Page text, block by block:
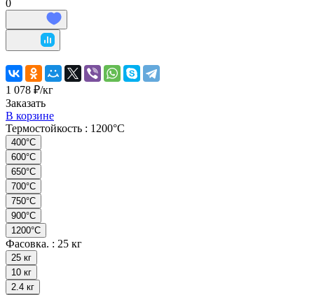
0
1 078 ₽/кг
Заказать
В корзине
Термостойкость : 1200°С
400°C
600°C
650°С
700°C
750°С
900°С
1200°С
Фасовка. : 25 кг
25 кг
10 кг
2.4 кг